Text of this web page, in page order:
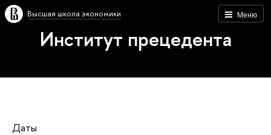
Меню
Высшая школа экономики
Институт прецедента
Даты